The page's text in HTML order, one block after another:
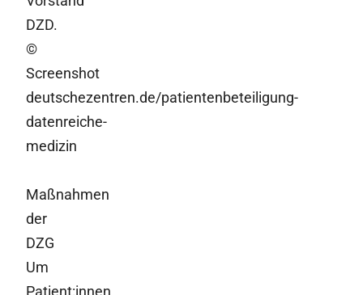
DZD.
©
Screenshot
deutschezentren.de/patientenbeteiligung-
datenreiche-
medizin
Maßnahmen
der
DZG
Um
Patient:innen